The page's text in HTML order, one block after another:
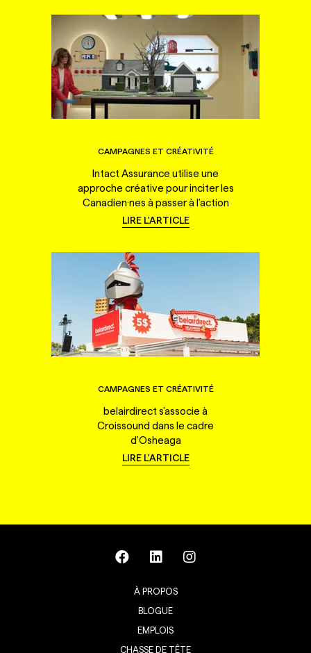
CAMPAGNES ET CRÉATIVITÉ
Intact Assurance utilise une
approche créative pour inciter les
Canadien·nes à passer à l'action
LIRE L'ARTICLE
CAMPAGNES ET CRÉATIVITÉ
belairdirect s'associe à
Croissound dans le cadre
d'Osheaga
LIRE L'ARTICLE
À PROPOS
BLOGUE
EMPLOIS
CHASSE DE TÊTE